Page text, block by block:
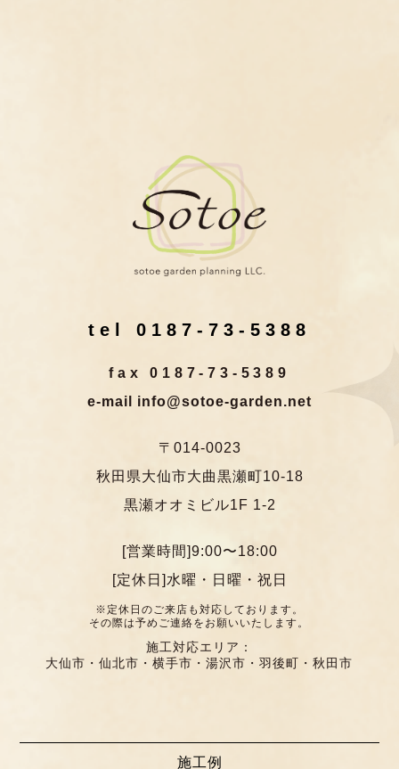
tel 0187-73-5388
fax 0187-73-5389
e-mail info@sotoe-garden.net
〒014-0023
秋田県大仙市大曲黒瀬町10-18
黒瀬オオミビル1F 1-2
[営業時間]9:00〜18:00
[定休日]水曜・日曜・祝日
※定休日のご来店も対応しております。
その際は予めご連絡をお願いいたします。
施工対応エリア：
大仙市・仙北市・横手市・湯沢市・羽後町・秋田市
施工例